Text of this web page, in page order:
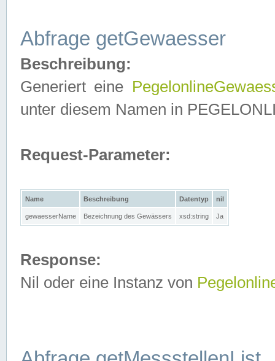
Abfrage getGewaesser
Beschreibung:
Generiert eine
unter diesem Namen in
Request-Parameter:
Name Beschreibung Datentyp nil
gewaesserName Bezeichnung des Gewässers xsd:string Ja
Response:
Nil oder eine Instanz von